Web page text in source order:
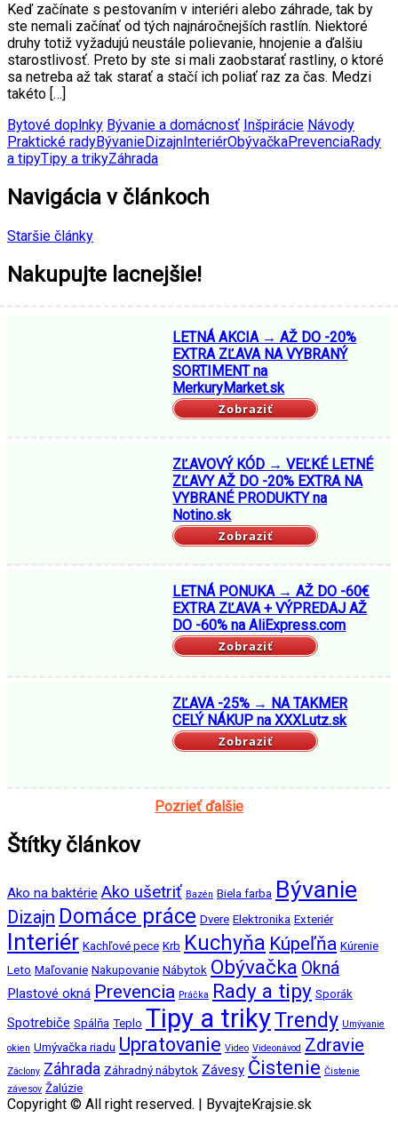
Keď začínate s pestovaním v interiéri alebo záhrade, tak by
ste nemali začínať od tých najnáročnejších rastlín. Niektoré
druhy totiž vyžadujú neustále polievanie, hnojenie a ďalšiu
starostlivosť. Preto by ste si mali zaobstarať rastliny, o ktoré
sa netreba až tak starať a stačí ich poliať raz za čas. Medzi
takéto […]
Bytové doplnky Bývanie a domácnosť Inšpirácie Návody
Praktické radyBývanieDizajn InteriérObývačkaPrevenciaRady
a tipyTipy a trikyZáhrada
Navigácia v článkoch
Staršie články
Nakupujte lacnejšie!
LETNÁ AKCIA → AŽ DO -20%
EXTRA ZĽAVA NA VYBRANÝ
SORTIMENT na
MerkuryMarket.sk
Zobraziť
ZĽAVOVÝ KÓD → VEĽKÉ LETNÉ
ZĽAVY AŽ DO -20% EXTRA NA
VYBRANÉ PRODUKTY na
Notino.sk
Zobraziť
LETNÁ PONUKA → AŽ DO -60€
EXTRA ZĽAVA + VÝPREDAJ AŽ
DO -60% na AliExpress.com
Zobraziť
ZĽAVA -25% → NA TAKMER
CELÝ NÁKUP na XXXLutz.sk
Zobraziť
Pozrieť ďalšie
Štítky článkov
Ako na baktérie Ako ušetriť Bazén Biela farba Bývanie
Dizajn Domáce práce Dvere Elektronika Exteriér
Interiér Kachľové pece Krb Kuchyňa Kúpeľňa Kúrenie
Leto Maľovanie Nakupovanie Nábytok Obývačka Okná
Plastové okná Prevencia Práčka Rady a tipy Sporák
Spotrebiče Spálňa Teplo Tipy a trikyTrendy Umývanie
okien Umývačka riadu Upratovanie Video Videonávod Zdravie
Záclony Záhrada Záhradný nábytok Závesy Čistenie Čistenie
závesov Žalúzie
Copyright © All right reserved. | ByvajteKrajsie.sk